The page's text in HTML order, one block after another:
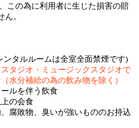
この為に利用者に生じた損害の賠
ん。
ンタルルームは全室全面禁煙です)
スタジオ・ミュージックスタジオで
水分補給の為の飲み物を除く）
ルを伴う飲食
上の会食
腐敗物、臭いが強いもののお持込